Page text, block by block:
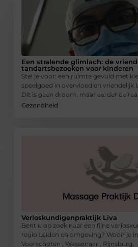
Een stralende glimlach: de
tandartsbezoeken voor kinderen
Stel je voor: een ruimte gevuld met
speelgoed in overvloed en vriendelijk
Dit is geen droom, maar eerder de
Gezondheid
Verloskundigenpraktijk Liva
Bent u op zoek naar een fijne
regio Leiden en omgeving? Woon je
Voorschoten , Wassenaar , Rijnsburg,